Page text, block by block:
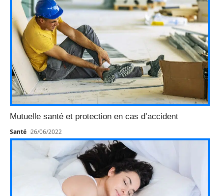
Mutuelle santé et protection en cas d’accident
Santé 26/06/2022